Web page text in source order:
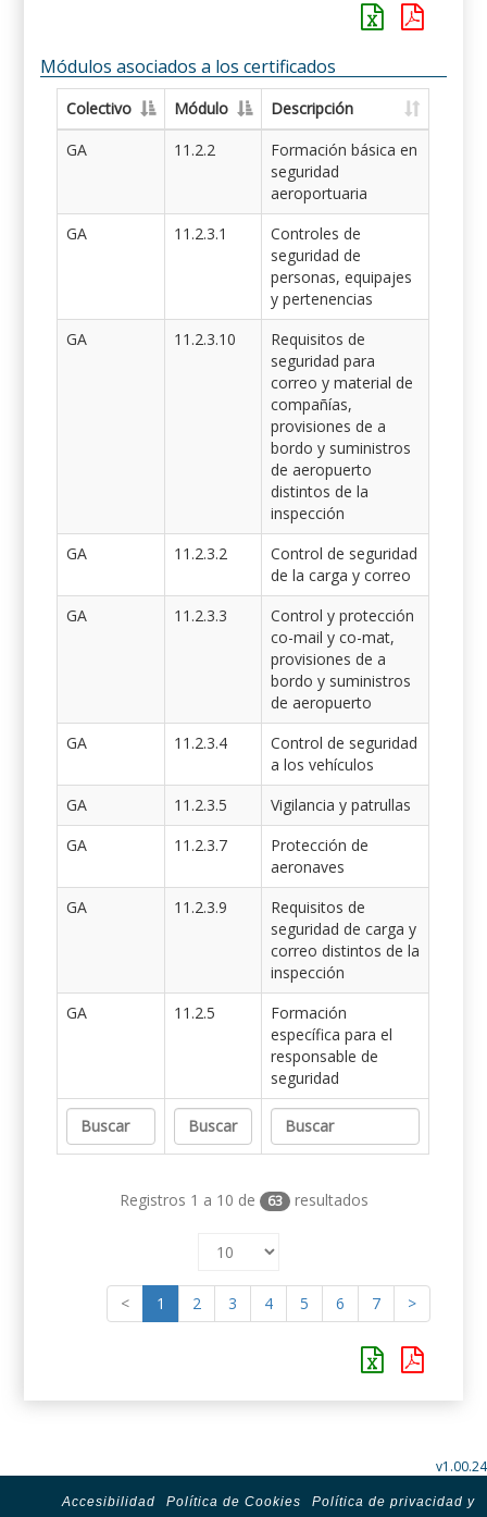
Módulos asociados a los certificados
Colectivo Módulo
Descripción
GA
11.2.2
Formación básica en
seguridad
aeroportuaria
GA
11.2.3.1
Controles de
seguridad de
personas, equipajes
y pertenencias
GA
11.2.3.10
Requisitos de
seguridad para
correo y material de
compañías,
provisiones de a
bordo y suministros
de aeropuerto
distintos de la
inspección
GA
11.2.3.2
Control de seguridad
de la carga y correo
GA
11.2.3.3
Control y protección
co-mail y co-mat,
provisiones de a
bordo y suministros
de aeropuerto
GA
11.2.3.4
Control de seguridad
a los vehículos
GA
11.2.3.5
Vigilancia y patrullas
GA
11.2.3.7
Protección de
aeronaves
GA
11.2.3.9
Requisitos de
seguridad de carga y
correo distintos de la
inspección
GA
11.2.5
Formación
específica para el
responsable de
seguridad
Registros 1 a 10 de 63 resultados
< 1 2 3 4 5 6 7 >
v1.00.24
Accesibilidad Política de Cookies
Política de privacidad y